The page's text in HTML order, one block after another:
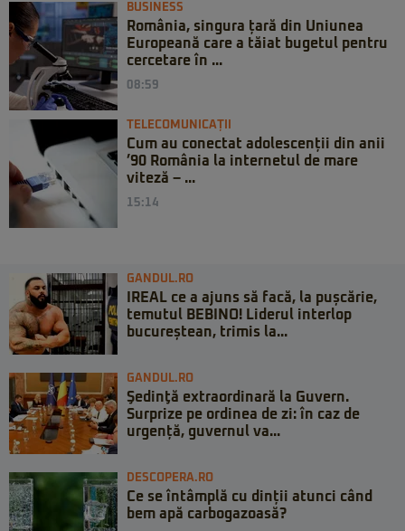
BUSINESS
România, singura țară din Uniunea
Europeană care a tăiat bugetul pentru
cercetare în ...
08:59
TELECOMUNICAȚII
Cum au conectat adolescenții din anii
’90 România la internetul de mare
viteză – ...
15:14
GANDUL.RO
IREAL ce a ajuns să facă, la pușcărie,
temutul BEBINO! Liderul interlop
bucureștean, trimis la...
GANDUL.RO
Şedinţă extraordinară la Guvern.
Surprize pe ordinea de zi: în caz de
urgență, guvernul va...
DESCOPERA.RO
Ce se întâmplă cu dinții atunci când
bem apă carbogazoasă?